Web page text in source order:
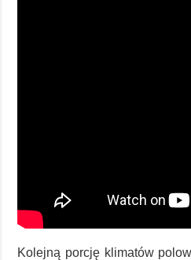
Kolejną porcję klimatów